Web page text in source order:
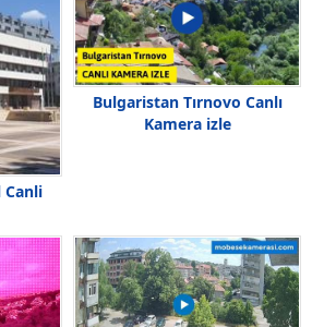
Canli
Bulgaristan Tırnovo Canlı
Kamera izle